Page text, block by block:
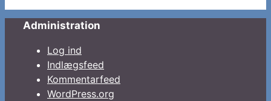
Administration
Log ind
Indlægsfeed
Kommentarfeed
WordPress.org